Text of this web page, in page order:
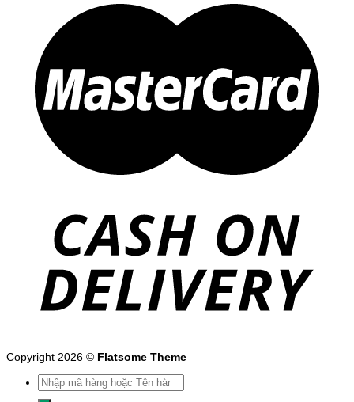
Copyright 2026 © Flatsome Theme
Tìm
kiếm: